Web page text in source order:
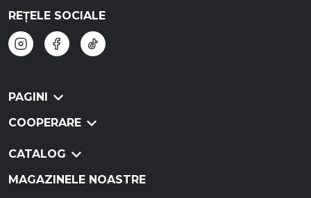
REȚELE SOCIALE
PAGINI
COOPERARE
CATALOG
MAGAZINELE NOASTRE